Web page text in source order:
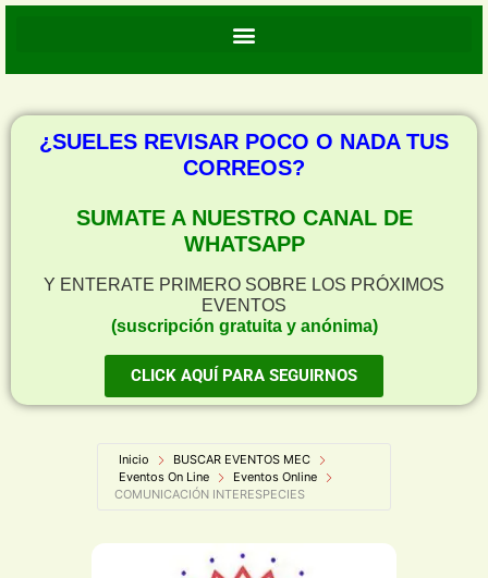
¿SUELES REVISAR POCO O NADA TUS
CORREOS?
SUMATE A NUESTRO CANAL DE
WHATSAPP
Y ENTERATE PRIMERO SOBRE LOS PRÓXIMOS
EVENTOS
(suscripción gratuita y anónima)
CLICK AQUÍ PARA SEGUIRNOS
Inicio
BUSCAR EVENTOS MEC
Eventos On Line
Eventos Online
COMUNICACIÓN INTERESPECIES